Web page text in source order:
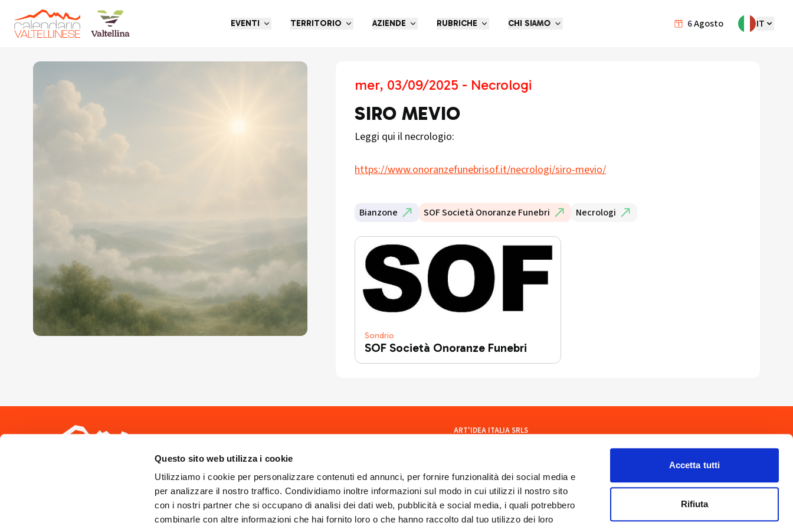
Questo sito web utilizza i cookie
Utilizziamo i cookie per personalizzare contenuti ed annunci, per fornire funzionalità dei social media e
per analizzare il nostro traffico. Condividiamo inoltre informazioni sul modo in cui utilizzi il nostro sito
con i nostri partner che si occupano di analisi dei dati web, pubblicità e social media, i quali potrebbero
combinarle con altre informazioni che hai fornito loro o che hanno raccolto dal tuo utilizzo dei loro
Accetta tutti
Rifiuta
6Agosto IT
EVENTI TERRITORIO AZIENDE RUBRICHE CHI SIAMO
Torna indietro
mer, 03/09/2025 - Necrologi
SIRO MEVIO
Leggi qui il necrologio:
https://www.onoranzefunebrisof.it/necrologi/siro-mevio/
Bianzone SOF Società Onoranze Funebri Necrologi
Sondrio
SOF Società Onoranze Funebri
Seguici sui social
ART'IDEA ITALIA SRLS
artideaitaliasrls@legalmail.it